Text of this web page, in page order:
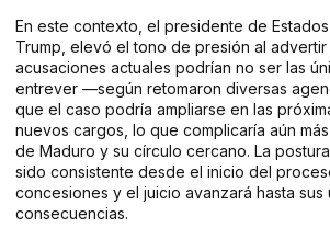
En este contexto, el presidente de
Trump, elevó el tono de presión al advertir
acusaciones actuales podrían no ser las
entrever —según retomaron diversas
que el caso podría ampliarse en las
nuevos cargos, lo que complicaría aún
de Maduro y su círculo cercano. La
sido consistente desde el inicio del
concesiones y el juicio avanzará hasta sus
consecuencias.